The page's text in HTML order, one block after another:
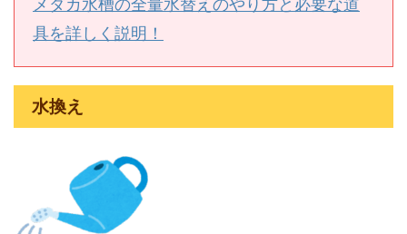
メダカ水槽の全量水替えのやり方と必要な道
具を詳しく説明！
水換え